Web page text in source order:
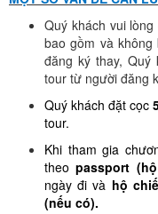
Quý khách vui
bao gồm và
đăng ký thay,
tour từ người đăng
Quý khách đặt cọc
tour.
Khi tham gia
theopassport
ngày đi và hộ
(nếu có).